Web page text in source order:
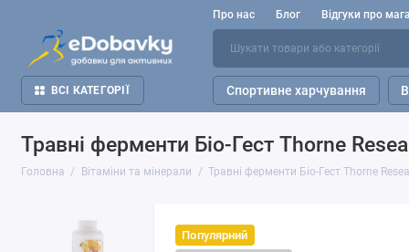
Про нас Блог Відгуки про
ВСІ КАТЕГОРІЇ Спортивне харчування
Травні ферменти Біо-Гест Thorne
Головна Вітаміни та мінерали Травні ферменти Біо-Гест Thorne
Популярний